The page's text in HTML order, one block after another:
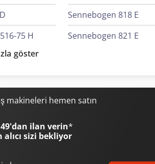
75 H
Sennebogen 818 E
Sennebogen 821 E
göster
makineleri hemen satın
ilan verin*
sizi bekliyor